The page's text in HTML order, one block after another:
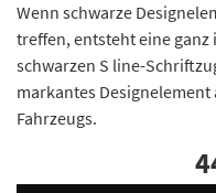
Wenn schwarze
treffen, entsteht eine
schwarzen S line-
markantes
Fahrzeugs.